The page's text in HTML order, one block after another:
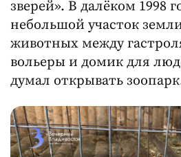
небольшой участок
животных между
вольеры и домик для
думал открывать зоопарк.